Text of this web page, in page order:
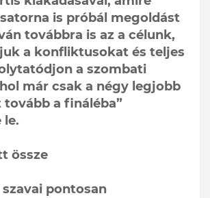
is próbál megoldást
továbbra is az a célunk,
a konfliktusokat és teljes
a szombati
már csak a négy legjobb
a fináléba”
le.
össze
pontosan